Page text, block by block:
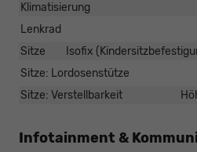
Klimatisierung
Lenkrad
Sitze
Isofix
Sitze: Lordosenstütze
Sitze: Verstellbarkeit
Infotainment &